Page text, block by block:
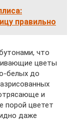
правильно
что
цветы
белых до
и
порой цветет
даже